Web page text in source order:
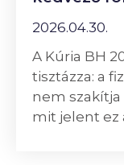
2026.04.30.
A Kúria BH
tisztázza: a
nem
mit jelent ez